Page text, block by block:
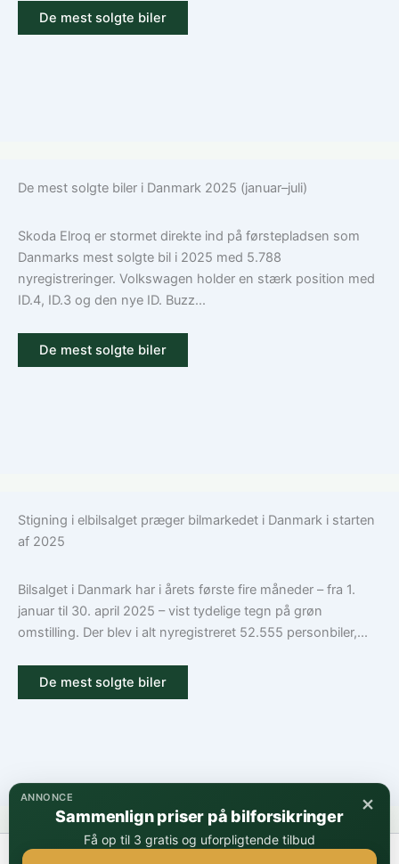
De mest solgte biler
De mest solgte biler i Danmark 2025 (januar–juli)
Skoda Elroq er stormet direkte ind på førstepladsen som
Danmarks mest solgte bil i 2025 med 5.788
nyregistreringer. Volkswagen holder en stærk position med
ID.4, ID.3 og den nye ID. Buzz...
De mest solgte biler
Stigning i elbilsalget præger bilmarkedet i Danmark i starten
af 2025
Bilsalget i Danmark har i årets første fire måneder – fra 1.
januar til 30. april 2025 – vist tydelige tegn på grøn
omstilling. Der blev i alt nyregistreret 52.555 personbiler,...
De mest solgte biler
×
ANNONCE
Sammenlign priser på bilforsikringer
Få op til 3 gratis og uforpligtende tilbud